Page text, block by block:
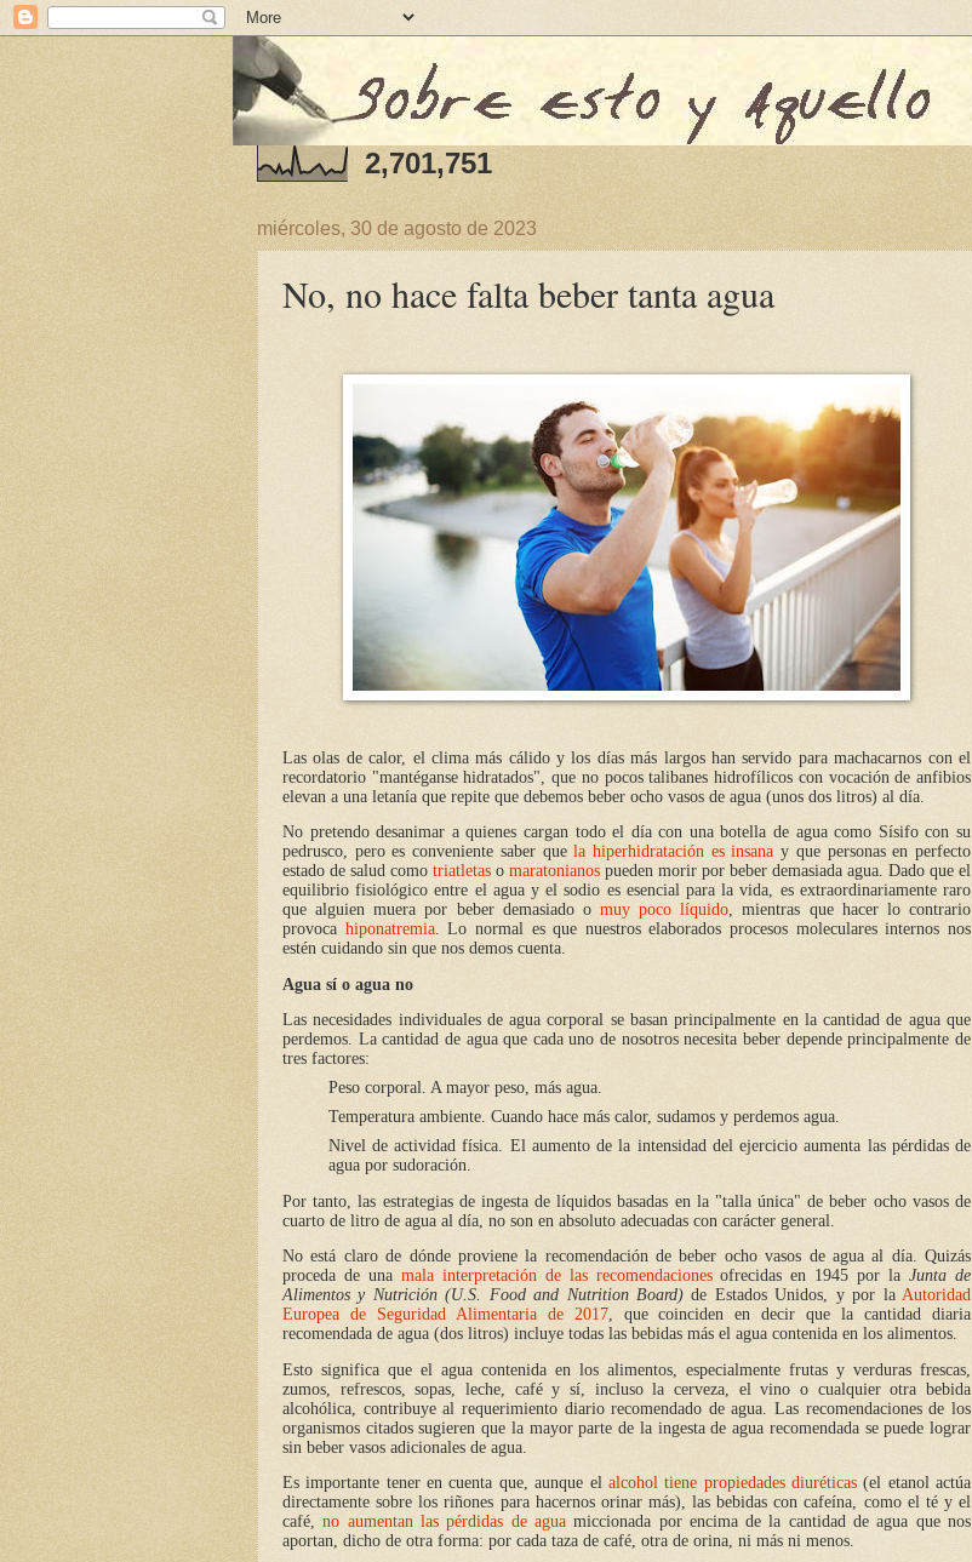
2,701,751
miércoles, 30 de agosto de 2023
No, no hace falta beber tanta agua
Las olas de calor, el clima más cálido y los días más largos han servido para machacarnos con el
recordatorio "mantéganse hidratados", que no pocos talibanes hidrofílicos con vocación de anfibios
elevan a una letanía que repite que debemos beber ocho vasos de agua (unos dos litros) al día.
No pretendo desanimar a quienes cargan todo el día con una botella de agua como Sísifo con su
pedrusco, pero es conveniente saber quela hiperhidratación es insana y que personas en perfecto
estado de salud como triatletas o maratonianos pueden morir por beber demasiada agua. Dado que el
equilibrio fisiológico entre el agua y el sodio es esencial para la vida, es extraordinariamente raro
que alguien muera por beber demasiado o muy poco líquido, mientras que hacer lo contrario
provoca hiponatremia. Lo normal es que nuestros elaborados procesos moleculares internos nos
estén cuidando sin que nos demos cuenta.
Agua sí o agua no
Las necesidades individuales de agua corporal se basan principalmente en la cantidad de agua que
perdemos. La cantidad de agua que cada uno de nosotros necesita beber depende principalmente de
tres factores:
Peso corporal. A mayor peso, más agua.
Temperatura ambiente. Cuando hace más calor, sudamos y perdemos agua.
Nivel de actividad física. El aumento de la intensidad del ejercicio aumenta las pérdidas de
agua por sudoración.
Por tanto, las estrategias de ingesta de líquidos basadas en la "talla única" de beber ocho vasos de
cuarto de litro de agua al día, no son en absoluto adecuadas con carácter general.
No está claro de dónde proviene la recomendación de beber ocho vasos de agua al día. Quizás
proceda de una mala interpretación de las recomendacionesofrecidas en 1945 por laJunta de
Alimentos y Nutrición (U.S. Food and Nutrition Board) de Estados Unidos, y por la Autoridad
Europea de Seguridad Alimentaria de 2017, que coinciden en decir que la cantidad diaria
recomendada de agua (dos litros) incluye todas las bebidas más el agua contenida en los alimentos.
Esto significa que el agua contenida en los alimentos, especialmente frutas y verduras frescas,
zumos, refrescos, sopas, leche, café y sí, incluso la cerveza, el vino o cualquier otra bebida
alcohólica, contribuye al requerimiento diario recomendado de agua. Las recomendaciones de los
organismos citados sugieren que la mayor parte de la ingesta de agua recomendada se puede lograr
sin beber vasos adicionales de agua.
Es importante tener en cuenta que, aunque el alcohol tiene propiedades diuréticas(el etanol actúa
directamente sobre los riñones para hacernos orinar más), las bebidas con cafeína, como el té y el
café,no aumentan las pérdidas de aguamiccionada por encima de la cantidad de agua que nos
aportan, dicho de otra forma: por cada taza de café, otra de orina, ni más ni menos.